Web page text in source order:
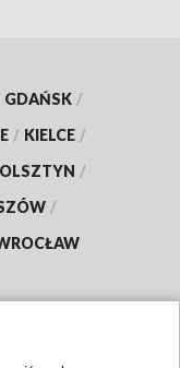
GDAŃSK /
/ KIELCE /
OLSZTYN /
/